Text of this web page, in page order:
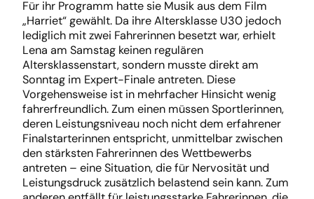
Für ihr Programm hatte sie Musik aus dem Film
„Harriet“ gewählt. Da ihre Altersklasse U30 jedoch
lediglich mit zwei Fahrerinnen besetzt war, erhielt
Lena am Samstag keinen regulären
Altersklassenstart, sondern musste direkt am
Sonntag im Expert-Finale antreten. Diese
Vorgehensweise ist in mehrfacher Hinsicht wenig
fahrerfreundlich. Zum einen müssen Sportlerinnen,
deren Leistungsniveau noch nicht dem erfahrener
Finalstarterinnen entspricht, unmittelbar zwischen
den stärksten Fahrerinnen des Wettbewerbs
antreten – eine Situation, die für Nervosität und
Leistungsdruck zusätzlich belastend sein kann. Zum